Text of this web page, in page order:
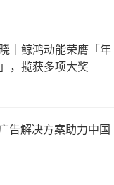
｜鲸鸿动能荣膺「年
，揽获多项大奖
告解决方案助力中国